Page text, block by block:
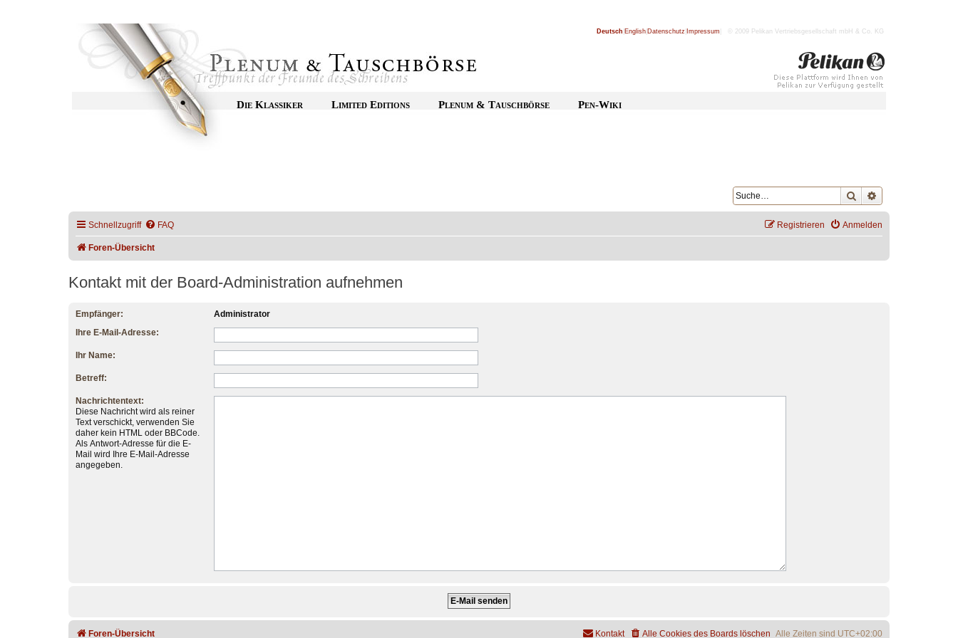
Deutsch English Datenschutz Impressum | © 2009 Pelikan Vertriebsgesellschaft mbH & Co. KG
Die Klassiker Limited Editions Plenum & Tauschbörse Pen-Wiki
Suche
Schnellzugriff FAQ Anmelden
Registrieren
Foren-Übersicht
Kontakt mit der Board-Administration aufnehmen
Empfänger:
Administrator
Ihre E-Mail-Adresse:
Ihr Name:
Betreff:
Nachrichtentext:
Diese Nachricht wird als reiner
Text verschickt, verwenden Sie
daher kein HTML oder BBCode.
Als Antwort-Adresse für die E-
Mail wird Ihre E-Mail-Adresse
angegeben.
Foren-Übersicht Alle Zeiten sind UTC+02:00
Alle Cookies des Boards löschen
Kontakt